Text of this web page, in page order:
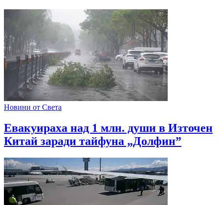
Новини от Света
Евакуираха над 1 млн. души в Източен
Китай заради тайфуна „Долфин”